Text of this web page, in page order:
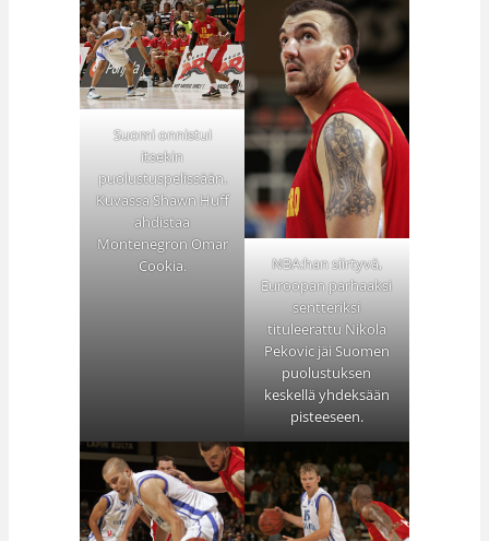
Suomi onnistui
itsekin
puolustuspelissään.
Kuvassa Shawn Huff
ahdistaa
Montenegron Omar
Cookia.
NBA:han siirtyvä,
Euroopan parhaaksi
sentteriksi
tituleerattu Nikola
Pekovic jäi Suomen
puolustuksen
keskellä yhdeksään
pisteeseen.